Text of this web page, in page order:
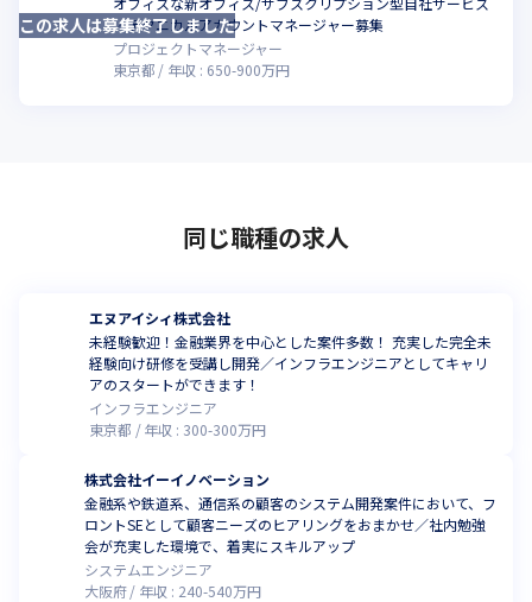
／テクニカルアカウントマネージャー募集
プロジェクトマネージャー
東京都
年収 : 650-900万円
この求人は募集終了しました
同じ職種の求人
エヌアイシィ株式会社
未経験歓迎！金融業界を中心とした案件多数！ 充実した完全未
経験向け研修を受講し開発／インフラエンジニアとしてキャリ
アのスタートができます！
インフラエンジニア
東京都
年収 : 300-300万円
株式会社イーイノベーション
金融系や鉄道系、通信系の顧客のシステム開発案件において、フ
ロントSEとして顧客ニーズのヒアリングをおまかせ／社内勉強
会が充実した環境で、着実にスキルアップ
システムエンジニア
大阪府
年収 : 240-540万円